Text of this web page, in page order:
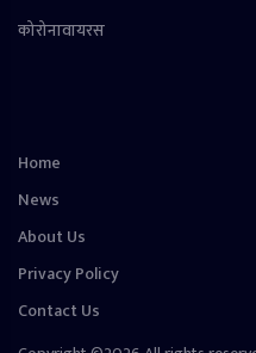
कोरोनावायरस
Home
News
About Us
Privacy Policy
Contact Us